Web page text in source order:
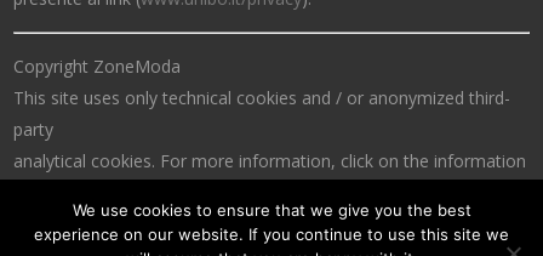
Copyright ZoneModa
This site uses only technical cookies and / or anonymized third-
party
analytical cookies. For more information, click on the information
We use cookies to ensure that we give you the best
experience on our website. If you continue to use this site we